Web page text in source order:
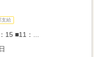
支給
15 ■11：...